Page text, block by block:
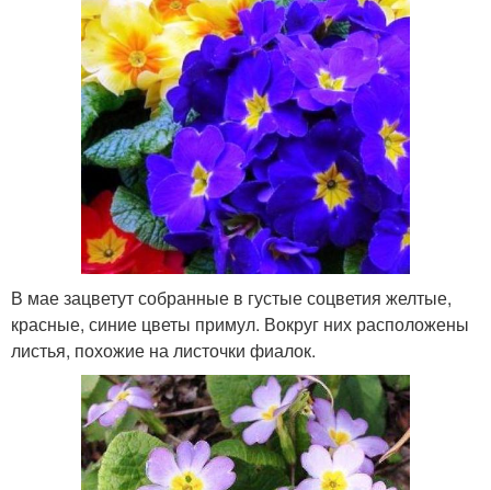
В мае зацветут собранные в густые соцветия желтые,
красные, синие цветы примул. Вокруг них расположены
листья, похожие на листочки фиалок.